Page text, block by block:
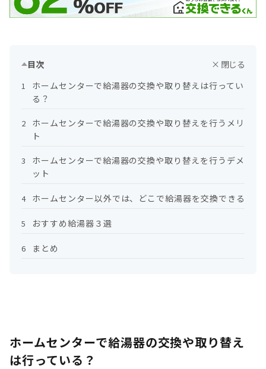
目次
1
ホームセンターで給湯器の交換や取り替えは行ってい
る？
2
ホームセンターで給湯器の交換や取り替えを行うメリッ
ト
3
ホームセンターで給湯器の交換や取り替えを行うデメリ
ット
4 ホームセンター以外では、どこで給湯器を交換できる？
5 おすすめ給湯器３選
6 まとめ
ホームセンターで給湯器の交換や取り替え
は行っている？